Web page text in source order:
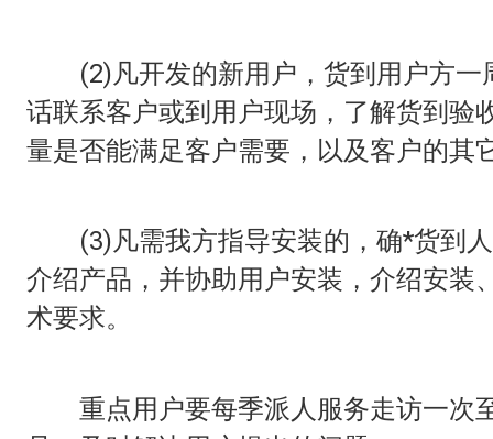
(2)凡开发的新用户，货到用户方一
话联系客户或到用户现场，了解货到验
量是否能满足客户需要，以及客户的其
(3)凡需我方指导安装的，确*货到人
介绍产品，并协助用户安装，介绍安装
术要求。
重点用户要每季派人服务走访一次